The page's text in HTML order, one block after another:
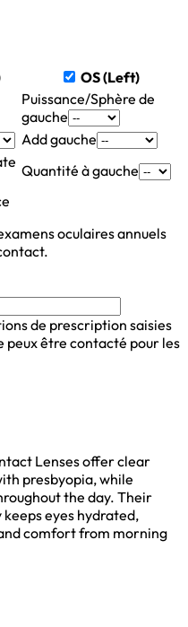
OS (Left)
Puissance/Sphère de
gauche
Add gauche
Quantité à gauche
oculaires annuels
de prescription saisies
peux être contacté pour les
Lenses offer clear
presbyopia, while
the day. Their
eyes hydrated,
comfort from morning